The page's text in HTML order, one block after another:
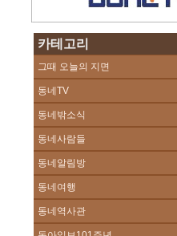
카테고리
그때 오늘의 지면
동네TV
동네밖소식
동네사람들
동네알림방
동네여행
동네역사관